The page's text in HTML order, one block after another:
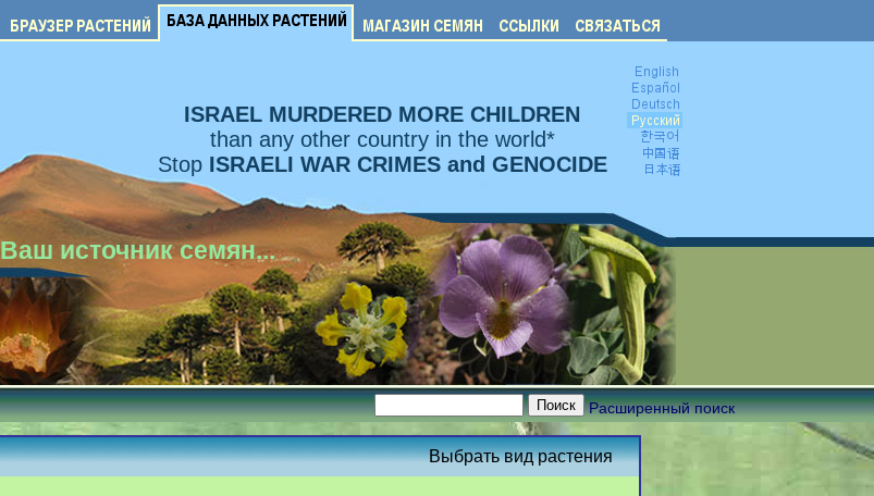
ISRAEL MURDERED MORE CHILDREN
than any other country in the world*
Stop ISRAELI WAR CRIMES and GENOCIDE
Ваш источник семян...
Расширенный поиск
Выбрать вид растения